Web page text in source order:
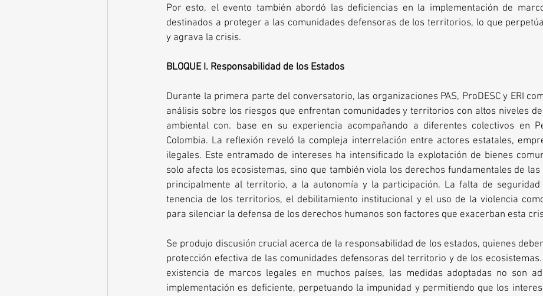
Por esto, el evento también abordó las deficiencias en la implementación de
destinados a proteger a las comunidades defensoras de los territorios, lo que
y agrava la crisis.
BLOQUE I. Responsabilidad de los Estados
Durante la primera parte del conversatorio, las organizaciones PAS, ProDESC y ERI
análisis sobre los riesgos que enfrentan comunidades y territorios con altos niveles
ambiental con. base en su experiencia acompañando a diferentes colectivos en
Colombia. La reflexión reveló la compleja interrelación entre actores estatales,
ilegales. Este entramado de intereses ha intensificado la explotación de bienes
solo afecta los ecosistemas, sino que también viola los derechos fundamentales de las
principalmente al territorio, a la autonomía y la participación. La falta de
tenencia de los territorios, el debilitamiento institucional y el uso de la violencia
para silenciar la defensa de los derechos humanos son factores que exacerban esta
Se produjo discusión crucial acerca de la responsabilidad de los estados, quienes
protección efectiva de las comunidades defensoras del territorio y de los
existencia de marcos legales en muchos países, las medidas adoptadas no son
implementación es deficiente, perpetuando la impunidad y permitiendo que los